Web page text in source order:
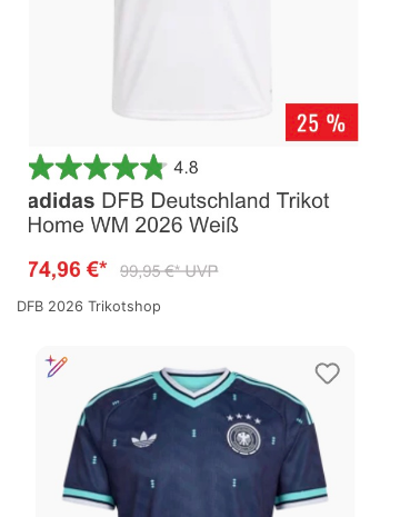
DFB 2026 Trikotshop